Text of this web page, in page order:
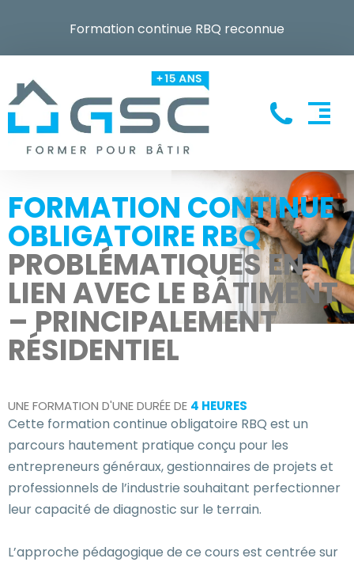
Formation continue RBQ reconnue
FORMATION CONTINUE
OBLIGATOIRE RBQ
PROBLÉMATIQUES EN
LIEN AVEC LE BÂTIMENT
– PRINCIPALEMENT
RÉSIDENTIEL
UNE FORMATION D'UNE DURÉE DE 4 HEURES
Cette formation continue obligatoire RBQ est un
parcours hautement pratique conçu pour les
entrepreneurs généraux, gestionnaires de projets et
professionnels de l’industrie souhaitant perfectionner
leur capacité de diagnostic sur le terrain.
L’approche pédagogique de ce cours est centrée sur